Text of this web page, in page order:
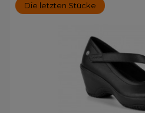
Die letzten Stücke